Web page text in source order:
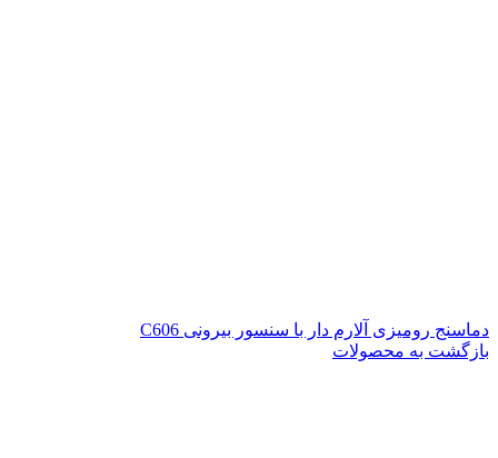
دماسنج رومیزی آلارم دار با سنسور بیرونی C606
بازگشت به محصولات